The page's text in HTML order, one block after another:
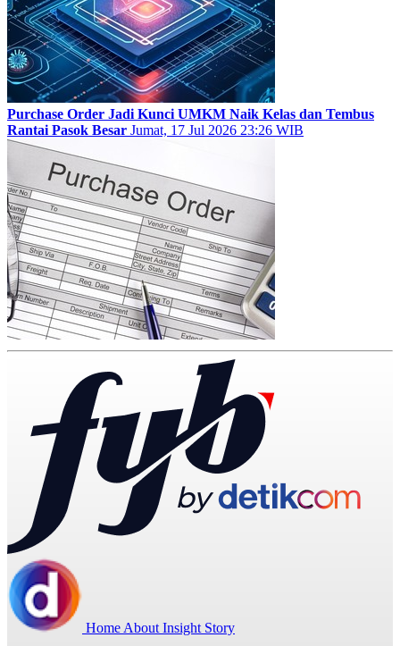
Purchase Order Jadi Kunci UMKM Naik Kelas dan Tembus
Rantai Pasok Besar Jumat, 17 Jul 2026 23:26 WIB
Home About Insight Story